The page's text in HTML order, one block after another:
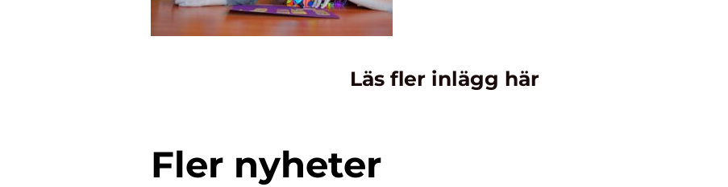
Läs fler inlägg här
Fler nyheter